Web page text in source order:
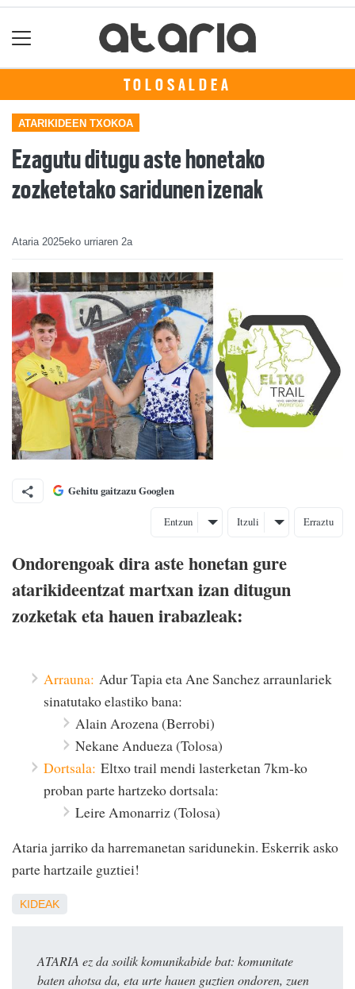
TOLOSALDEA
ATARIKIDEEN TXOKOA
Ezagutu ditugu aste honetako
zozketetako saridunen izenak
Ataria 2025eko urriaren 2a
Gehitu gaitzazu Googlen
Entzun Itzuli Erraztu
Ondorengoak dira aste honetan gure
atarikideentzat martxan izan ditugun
zozketak eta hauen irabazleak:
Arrauna: Adur Tapia eta Ane Sanchez arraunlariek
sinatutako elastiko bana:
Alain Arozena (Berrobi)
Nekane Andueza (Tolosa)
Dortsala: Eltxo trail mendi lasterketan 7km-ko
proban parte hartzeko dortsala:
Leire Amonarriz (Tolosa)
Ataria jarriko da harremanetan saridunekin. Eskerrik asko
parte hartzaile guztiei!
KIDEAK
ATARIA ez da soilik komunikabide bat: komunitate
baten ahotsa da, eta urte hauen guztien ondoren, zuen